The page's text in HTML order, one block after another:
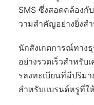
SMS ซึ่งสอดคล้องกั
วามสำคัญอย่างยิ่งส
นักสังเกตการณ์ทาง
อย่างรวดเร็วสำหรั
รลงทะเบียนที่มีปริม
สำหรับแบรนด์หรูที่